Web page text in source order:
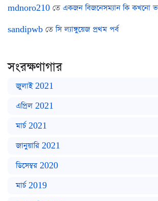
mdnoro210 তেএকজন বিজনেসম্যান কি কখনো
sandipwb তেসি ল্যাঙ্গুয়েজ প্রথম পর্ব
সংরক্ষণাগার
জুলাই 2021
এপ্রিল 2021
মার্চ 2021
জানুয়ারি 2021
ডিসেম্বর 2020
মার্চ 2019